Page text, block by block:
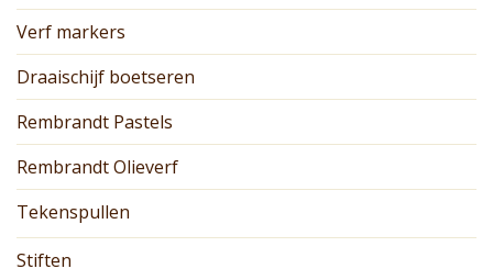
Verf markers
Draaischijf boetseren
Rembrandt Pastels
Rembrandt Olieverf
Tekenspullen
Stiften